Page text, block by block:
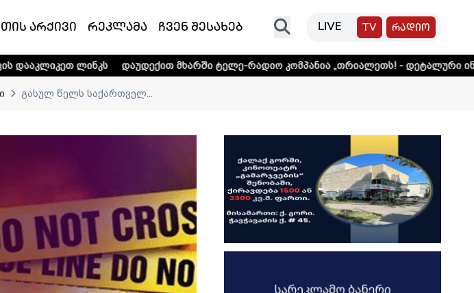
არქივი რეკლამა ჩვენ შესახებ LIVE TV რადიო
დაუდექით მხარში ტელე-რადიო კომპანია „თრიალეთს! - დეტალური ინფორმაციისთვის
გასულ წელს საქართველ...